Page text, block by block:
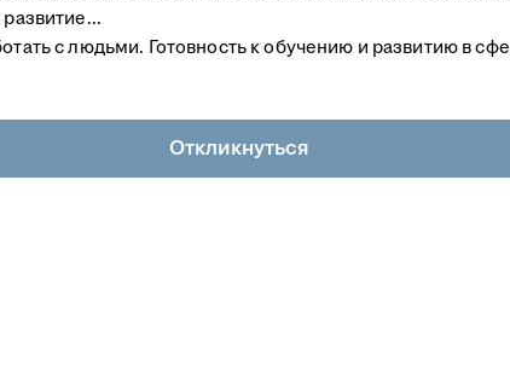
с людьми. Готовность к обучению и развитию в
Откликнуться